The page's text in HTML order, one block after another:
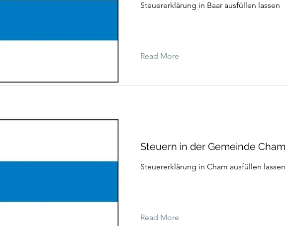
Steuererklärung in Baar ausfüllen lassen
Read More
Steuern in der Gemeinde Cham
Steuererklärung in Cham ausfüllen lassen
Read More